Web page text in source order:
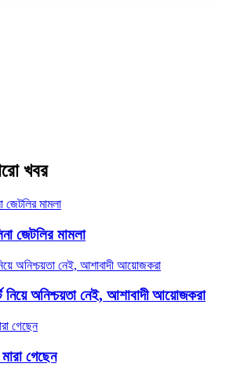
খবর
জেটলির মামলা
অনিশ্চয়তা নেই, আশাবাদী আয়োজকরা
গেছেন